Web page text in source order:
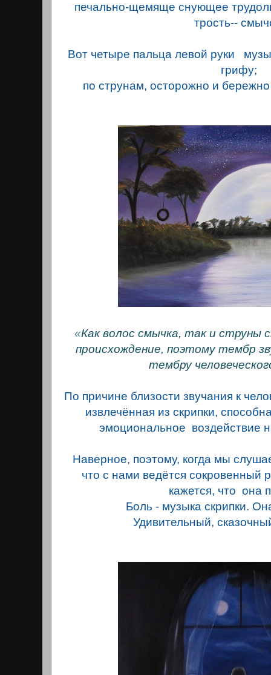
печально-щемяще снующее
трость--
Вот четыре пальца левой руки
грифу;
по струнам, осторожно и
«Как волос смычка, так и струны
происхождение, поэтому тембр
тембру
По причине близости звучания к
извлечённая из скрипки,
эмоциональное воздействие
Наверное, поэтому, когда мы
что с нами ведётся сокровенный
кажется, что она
Боль - музыка скрипки.
Удивительный,